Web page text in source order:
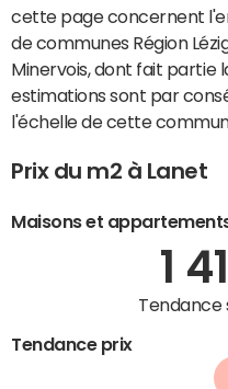
cette page concernent
de communes Région
Minervois, dont fait partie
estimations sont par
l'échelle de cette
Prix du m2 à Lanet
Maisons et
1
Tendance
Tendance prix